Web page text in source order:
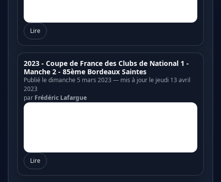
Lire
2023 - Coupe de France des Clubs de National 1 -
Manche 2 - 85ème Bordeaux Saintes
Publié le dimanche 5 mars 2023 — mis à jour le jeudi 13 avril
2023
par Frédéric Lafargue
Lire